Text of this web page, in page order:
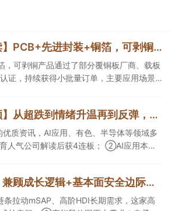
受益。
【机构龙虎榜解读】PCB+先进封装+铜箔，可剥铜产品通过了部分覆铜板厂商、载板厂商及相关芯片终端的认证，持续获得小批量订单，主要应用场景包括芯片封装光模块用PCB，机构大额净买入这家公司
可剥铜产品通过了部分覆铜板厂商、载板
证，持续获得小批量订单，主要应用场景
备承接细胞与基因治疗产品商业化受托生
获净买入。
【九点特供周回顾】从超跌到情绪升温再到反弹，栏目梳理AI应用题材逻辑，AI教育人气公司解读后获4连板
质资讯，AI应用、有色、半导体等领域多
司解读后获4连板； ②AI应用本周
及2家核心公司双双涨停。
【风口研报回顾】兼顾成长逻辑+基本面安全边际！王牌自营前瞻覆盖“pcb+MLCC+电子布”，梳理AI产业链优质标的“深坑起跳”
拉动mSAP、高阶HDI长期需求，这家高